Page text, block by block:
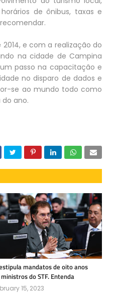
de ônibus, taxas e
e com a realização do
na cidade de Campina
passo na capacitação e
no disparo de dados e
se ao mundo todo como
ano.
mandatos de oito anos
do STF. Entenda
15, 2023